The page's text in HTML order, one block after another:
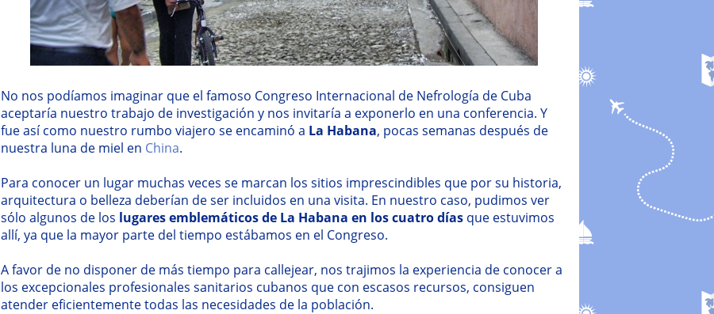
No nos podíamos imaginar que el famoso Congreso Internacional de Nefrología de Cuba
aceptaría nuestro trabajo de investigación y nos invitaría a exponerlo en una conferencia. Y
fue así como nuestro rumbo viajero se encaminó a La Habana, pocas semanas después de
nuestra luna de miel en China.
Para conocer un lugar muchas veces se marcan los sitios imprescindibles que por su historia,
arquitectura o belleza deberían de ser incluidos en una visita. En nuestro caso, pudimos ver
sólo algunos de los lugares emblemáticos de La Habana en los cuatro días que estuvimos
allí, ya que la mayor parte del tiempo estábamos en el Congreso.
A favor de no disponer de más tiempo para callejear, nos trajimos la experiencia de conocer a
los excepcionales profesionales sanitarios cubanos que con escasos recursos, consiguen
atender eficientemente todas las necesidades de la población.